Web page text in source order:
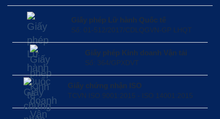
Giấy phép Lữ hành Quốc tế
Số: 01-512/2017/CDLQGVN-GP LHQT
Giấy phép Kinh doanh Vận tải
Số: 364/GPXDVT
Giấy chứng nhận ISO
TCVN ISO 9001:2015 - ISO 14001:2015